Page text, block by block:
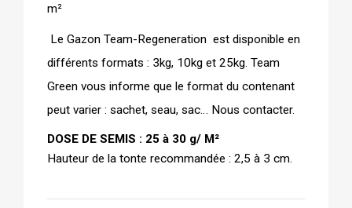
m²
Le Gazon Team-Regeneration  est disponible en
différents formats : 3kg, 10kg et 25kg. Team
Green vous informe que le format du contenant
peut varier : sachet, seau, sac… Nous contacter.
DOSE DE SEMIS : 25 à 30 g/ M²
Hauteur de la tonte recommandée : 2,5 à 3 cm.